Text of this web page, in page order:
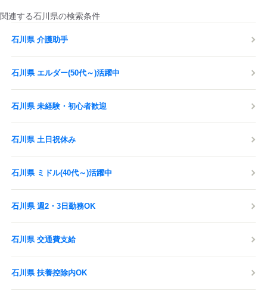
関連する石川県の検索条件
石川県 介護助手
石川県 エルダー(50代～)活躍中
石川県 未経験・初心者歓迎
石川県 土日祝休み
石川県 ミドル(40代～)活躍中
石川県 週2・3日勤務OK
石川県 交通費支給
石川県 扶養控除内OK